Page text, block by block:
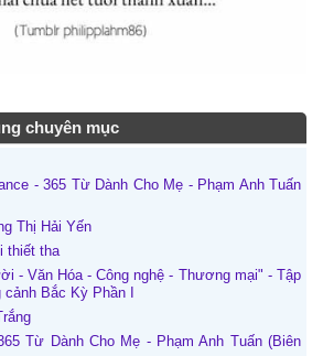
chuyên mục
- 365 Từ Dành Cho Mẹ - Phạm Anh Tuấn
Thị Hải Yến
thiết tha
- Văn Hóa - Công nghệ - Thương mại" - Tập
Bắc Kỳ Phần I
Từ Dành Cho Mẹ - Phạm Anh Tuấn (Biên